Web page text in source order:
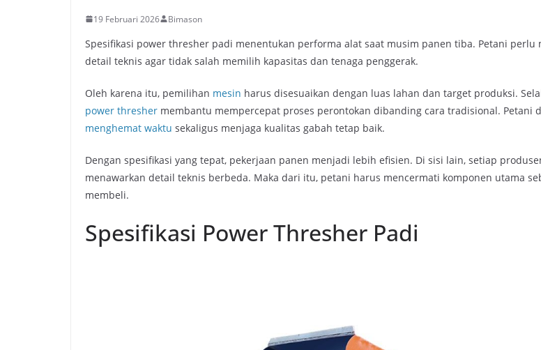
19 Februari 2026 Bimason
Spesifikasi power thresher padi menentukan performa alat saat musim panen tiba. Petani perlu
detail teknis agar tidak salah memilih kapasitas dan tenaga penggerak.
Oleh karena itu, pemilihan mesin harus disesuaikan dengan luas lahan dan target produksi.
power thresher membantu mempercepat proses perontokan dibanding cara tradisional. Petani
menghemat waktu sekaligus menjaga kualitas gabah tetap baik.
Dengan spesifikasi yang tepat, pekerjaan panen menjadi lebih efisien. Di sisi lain, setiap
menawarkan detail teknis berbeda. Maka dari itu, petani harus mencermati komponen utama
membeli.
Spesifikasi Power Thresher Padi